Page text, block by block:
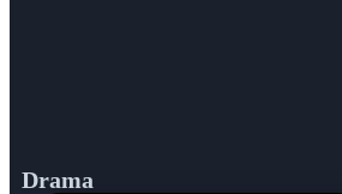
Drama